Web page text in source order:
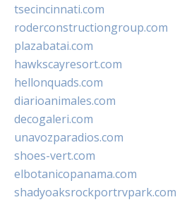
tsecincinnati.com
roderconstructiongroup.com
plazabatai.com
hawkscayresort.com
hellonquads.com
diarioanimales.com
decogaleri.com
unavozparadios.com
shoes-vert.com
elbotanicopanama.com
shadyoaksrockportrvpark.com